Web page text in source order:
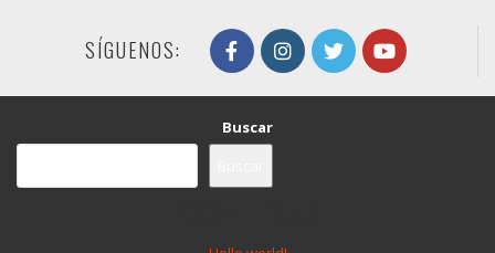
SÍGUENOS:
Buscar